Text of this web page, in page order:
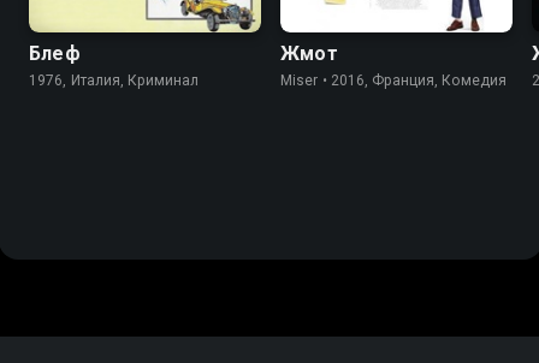
Блеф
1976, Италия, Криминал
Жмот
Miser • 2016, Франция, Комедия